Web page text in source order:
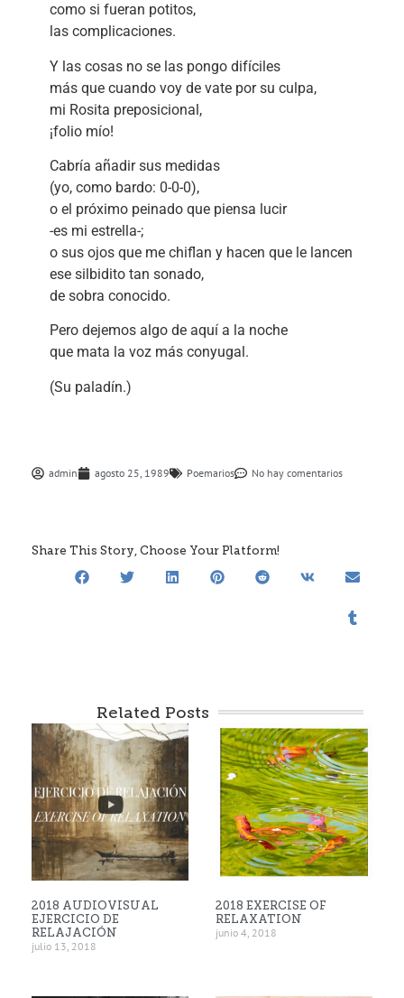
como si fueran potitos,
las complicaciones.
Y las cosas no se las pongo difíciles
más que cuando voy de vate por su culpa,
mi Rosita preposicional,
¡folio mío!
Cabría añadir sus medidas
(yo, como bardo: 0-0-0),
o el próximo peinado que piensa lucir
-es mi estrella-;
o sus ojos que me chiflan y hacen que le lancen
ese silbidito tan sonado,
de sobra conocido.
Pero dejemos algo de aquí a la noche
que mata la voz más conyugal.
(Su paladín.)
admin agosto 25, 1989 Poemarios No hay comentarios
Share This Story, Choose Your Platform!
Related Posts
2018 AUDIOVISUAL
EJERCICIO DE
RELAJACIÓN
julio 13, 2018
2018 EXERCISE OF
RELAXATION
junio 4, 2018